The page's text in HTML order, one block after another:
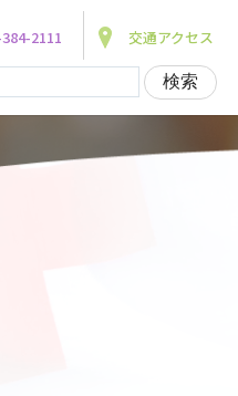
2111 交通アクセス